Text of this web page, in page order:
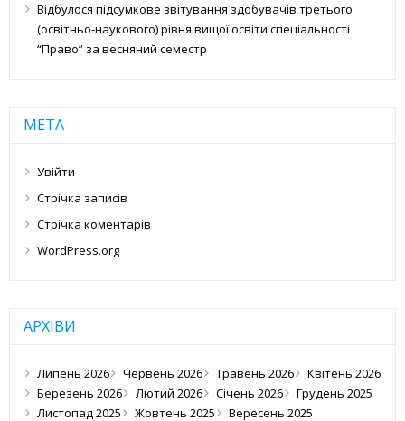
Відбулося підсумкове звітування здобувачів третього
(освітньо-наукового) рівня вищої освіти спеціальності
“Право” за весняний семестр
МЕТА
Увійти
Стрічка записів
Стрічка коментарів
WordPress.org
АРХІВИ
Липень 2026 Червень 2026 Травень 2026
Квітень 2026
Березень 2026
Лютий 2026 Січень 2026
Грудень 2025
Листопад 2025
Жовтень 2025 Вересень 2025